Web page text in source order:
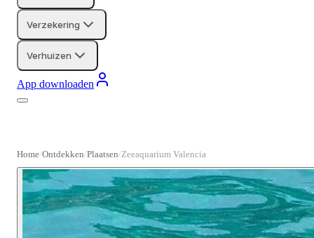
Verzekering
Verhuizen
App downloaden
Home Ontdekken Plaatsen Zeeaquarium Valencia